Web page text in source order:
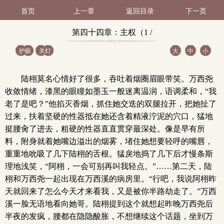
首页 上一章 返回目录 下一页
第四十四章：主权（1 /
护眼 关灯 大 中 小
陆栩莫名心情好了很多，吞吐着烟圈眉眼带笑。万西尧
收敛情绪，漆黑的眼瞳如墨玉一般迷离温润，语调柔和，“我
老了是吧？”他掐灭香烟，抓住她交迭的双腿拉开，把她扯了
过来，扶着坚硬的性器抵在她还含着精液泞泥的穴口，猛地
挺腰肏了进去，粗硬的性器直直贯穿最深处。像是早有所
料，附身就着她嘴边溢出的烟雾，堵住她想要轻呼的嘴唇，
重重地吮吸了几下陆栩的舌根。猛戾地捣了几下后才慢条斯
理地浅笑，“阿栩，一会可别再叫我轻点。”……第二天，陆
栩和万西尧一起出现在万西溪的病房里。“行吧，我说阿栩昨
天就回来了怎么今天才来看我，又是被你半路劫走了。”万西
溪一脸无语地看向她哥。陆栩提到这个就想起昨晚万西尧后
半夜的发疯，腰都在隐隐酸胀，不想继续这个话题，坐到万